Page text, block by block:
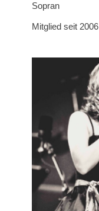
Sopran
Mitglied seit 2006